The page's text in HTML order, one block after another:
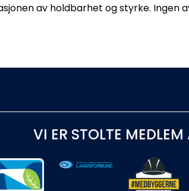
av holdbarhet og styrke. Ingen
VI ER STOLTE